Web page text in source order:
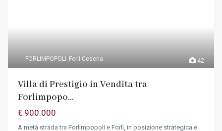
42
FORLIMPOPOLI Forlì-Cesena
Villa di Prestigio in Vendita tra
Forlimpopo...
€ 900.000
A metà strada tra Forlimpopoli e Forlì, in posizione strategica e